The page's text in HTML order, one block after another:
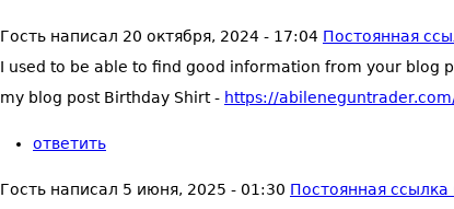
Гость написал 20 октября, 2024 - 17:04 Постоянная
I used to be able to find good information from your blog
my blog post Birthday Shirt - https://
ответить
Гость написал 5 июня, 2025 - 01:30 Постоянная ссылка